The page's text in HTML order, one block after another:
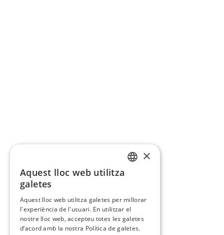
×
Aquest lloc web utilitza
galetes
Aquest lloc web utilitza galetes per millorar
l'experiència de l'usuari. En utilitzar el
nostre lloc web, accepteu totes les galetes
d’acord amb la nostra Política de galetes.